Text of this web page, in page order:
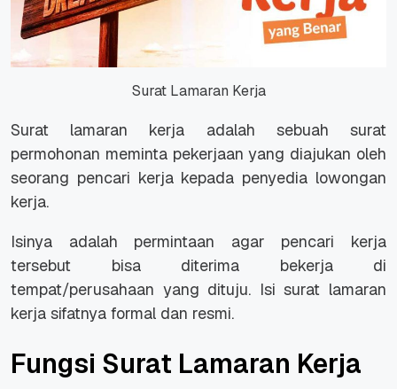
Surat Lamaran Kerja
Surat lamaran kerja adalah sebuah surat
permohonan meminta pekerjaan yang diajukan oleh
seorang pencari kerja kepada penyedia lowongan
kerja.
Isinya adalah permintaan agar pencari kerja
tersebut bisa diterima bekerja di
tempat/perusahaan yang dituju. Isi surat lamaran
kerja sifatnya formal dan resmi.
Fungsi Surat Lamaran Kerja